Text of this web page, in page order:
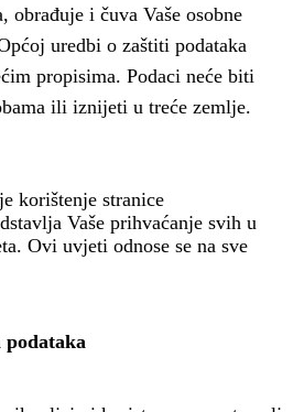
i čuva Vaše osobne
uredbi o zaštiti podataka
propisima. Podaci neće biti
ili iznijeti u treće zemlje.
korištenje stranice
Vaše prihvaćanje svih u
Ovi uvjeti odnose se na sve
podataka